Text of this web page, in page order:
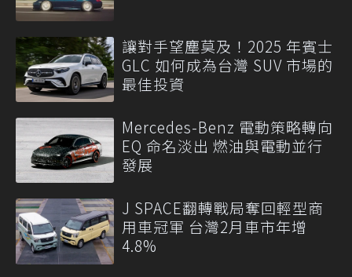
讓對手望塵莫及！2025 年賓士
GLC 如何成為台灣 SUV 市場的
最佳投資
Mercedes-Benz 電動策略轉向
EQ 命名淡出 燃油與電動並行
發展
J SPACE翻轉戰局奪回輕型商
用車冠軍 台灣2月車市年增
4.8%